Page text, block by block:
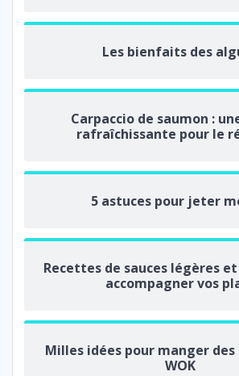
Les bienfaits des
Carpaccio de saumon :
rafraîchissante pour le
5 astuces pour jeter
Recettes de sauces légères
accompagner vos
Milles idées pour manger des
WOK